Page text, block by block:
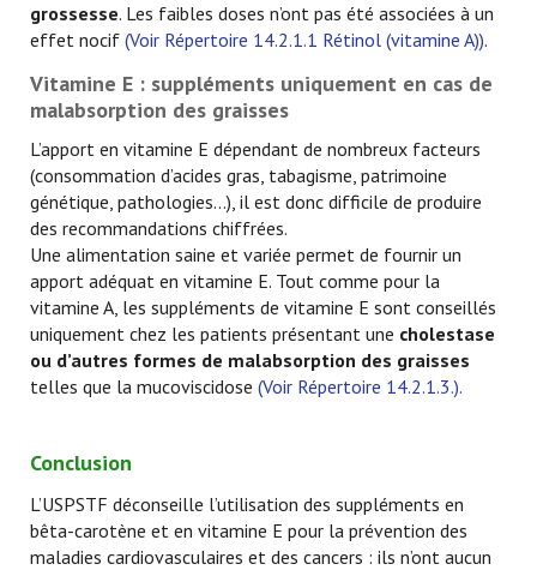
grossesse. Les faibles doses n’ont pas été associées à un
effet nocif (Voir Répertoire 14.2.1.1 Rétinol (vitamine A)).
Vitamine E : suppléments uniquement en cas de
malabsorption des graisses
L’apport en vitamine E dépendant de nombreux facteurs
(consommation d’acides gras, tabagisme, patrimoine
génétique, pathologies…), il est donc difficile de produire
des recommandations chiffrées.
Une alimentation saine et variée permet de fournir un
apport adéquat en vitamine E. Tout comme pour la
vitamine A, les suppléments de vitamine E sont conseillés
uniquement chez les patients présentant une cholestase
ou d’autres formes de malabsorption des graisses
telles que la mucoviscidose (Voir Répertoire 14.2.1.3.).
Conclusion
L’USPSTF déconseille l’utilisation des suppléments en
bêta-carotène et en vitamine E pour la prévention des
maladies cardiovasculaires et des cancers : ils n’ont aucun